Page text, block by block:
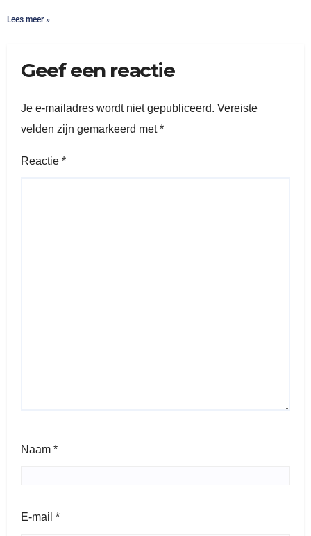
Lees meer »
Geef een reactie
Je e-mailadres wordt niet gepubliceerd. Vereiste
velden zijn gemarkeerd met*
Reactie *
Naam *
E-mail *